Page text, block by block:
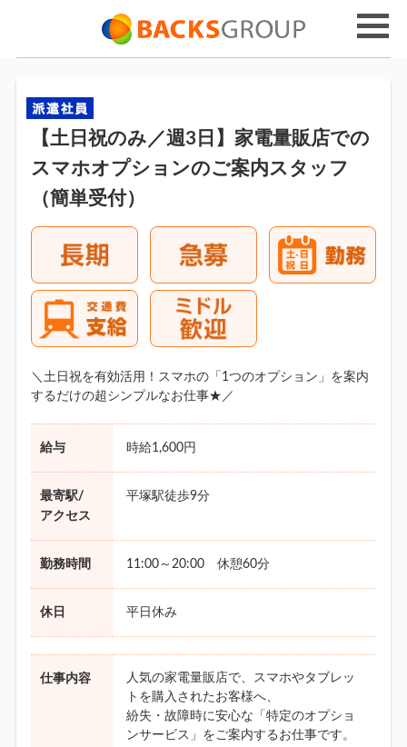
【土日祝のみ／週3日】家電量販店での
スマホオプションのご案内スタッフ
（簡単受付）
＼土日祝を有効活用！スマホの「1つのオプション」を案内
するだけの超シンプルなお仕事★／
給与 時給1,600円
最寄駅/
アクセス
平塚駅徒歩9分
勤務時間 11:00～20:00 休憩60分
休日 平日休み
仕事内容
人気の家電量販店で、スマホやタブレッ
トを購入されたお客様へ、
紛失・故障時に安心な「特定のオプショ
ンサービス」をご案内するお仕事です。